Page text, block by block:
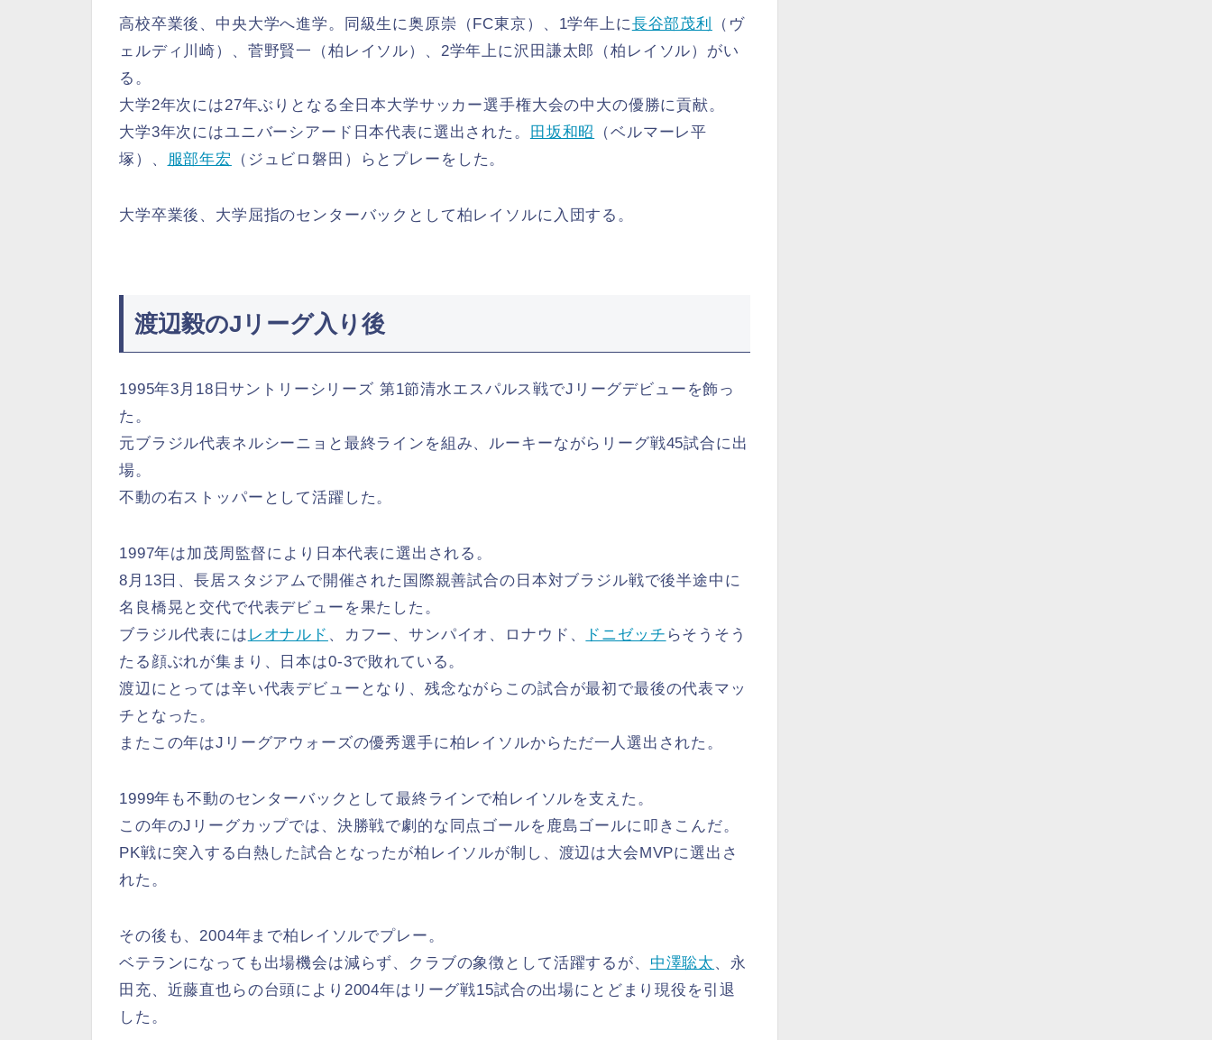
高校卒業後、中央大学へ進学。同級生に奥原崇（FC東京）、1学年上に長谷部茂利
（ヴ
ェルディ川崎）、菅野賢一（柏レイソル）、2学年上に沢田謙太郎（柏レイソル）がい
る。
大学2年次には27年ぶりとなる全日本大学サッカー選手権大会の中大の優勝に貢献。
大学3年次にはユニバーシアード日本代表に選出された。
田坂和昭
（ベルマーレ平
塚）、
服部年宏 （ジュビロ磐田）らとプレーをした。
大学卒業後、大学屈指のセンターバックとして柏レイソルに入団する。
渡辺毅のJリーグ入り後
1995年3月18日サントリーシリーズ 第1節清水エスパルス戦でJリーグデビューを飾っ
た。
元ブラジル代表ネルシーニョと最終ラインを組み、ルーキーながらリーグ戦45試合に出
場。
不動の右ストッパーとして活躍した。
1997年は加茂周監督により日本代表に選出される。
8月13日、長居スタジアムで開催された国際親善試合の日本対ブラジル戦で後半途中に
名良橋晃と交代で代表デビューを果たした。
ブラジル代表には レオナルド 、カフー、サンパイオ、ロナウド、 ドニゼッチ らそうそう
たる顔ぶれが集まり、日本は0-3で敗れている。
渡辺にとっては辛い代表デビューとなり、残念ながらこの試合が最初で最後の代表マッ
チとなった。
またこの年はJリーグアウォーズの優秀選手に柏レイソルからただ一人選出された。
1999年も不動のセンターバックとして最終ラインで柏レイソルを支えた。
この年のJリーグカップでは、決勝戦で劇的な同点ゴールを鹿島ゴールに叩きこんだ。
PK戦に突入する白熱した試合となったが柏レイソルが制し、渡辺は大会MVPに選出さ
れた。
その後も、2004年まで柏レイソルでプレー。
ベテランになっても出場機会は減らず、クラブの象徴として活躍するが、 中澤聡太 、永
田充、近藤直也らの台頭により2004年はリーグ戦15試合の出場にとどまり現役を引退
した。